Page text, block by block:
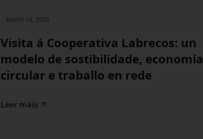
March 14, 2025
Visita á Cooperativa Labrecos: un
modelo de sostibilidade, economía
circular e traballo en rede
Leer máis